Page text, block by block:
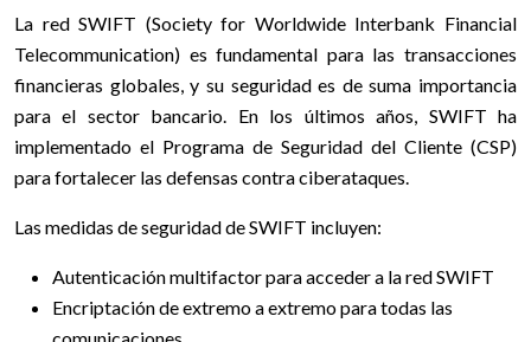
La red SWIFT (Society for Worldwide Interbank Financial
Telecommunication) es fundamental para las transacciones
financieras globales, y su seguridad es de suma importancia
para el sector bancario. En los últimos años, SWIFT ha
implementado el Programa de Seguridad del Cliente (CSP)
para fortalecer las defensas contra ciberataques.
Las medidas de seguridad de SWIFT incluyen:
Autenticación multifactor para acceder a la red SWIFT
Encriptación de extremo a extremo para todas las
comunicaciones